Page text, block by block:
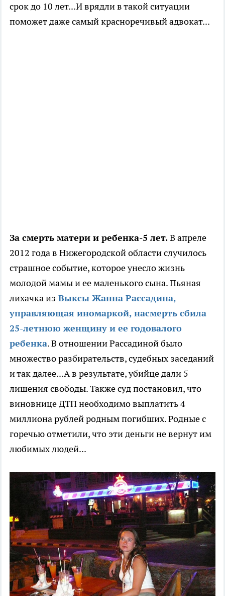
срок до 10 лет...И врядли в такой ситуации
поможет даже самый красноречивый адвокат...
За смерть матери и ребенка-5 лет.В апреле
2012 года в Нижегородской области случилось
страшное событие, которое унесло жизнь
молодой мамы и ее маленького сына. Пьяная
лихачка из Выксы Жанна Рассадина,
управляющая иномаркой, насмерть сбила
25-летнюю женщину и ее годовалого
ребенка. В отношении Рассадиной было
множество разбирательств, судебных заседаний
и так далее...А в результате, убийце дали 5
лишения свободы. Также суд постановил, что
виновнице ДТП необходимо выплатить 4
миллиона рублей родным погибших. Родные с
горечью отметили, что эти деньги не вернут им
любимых людей...